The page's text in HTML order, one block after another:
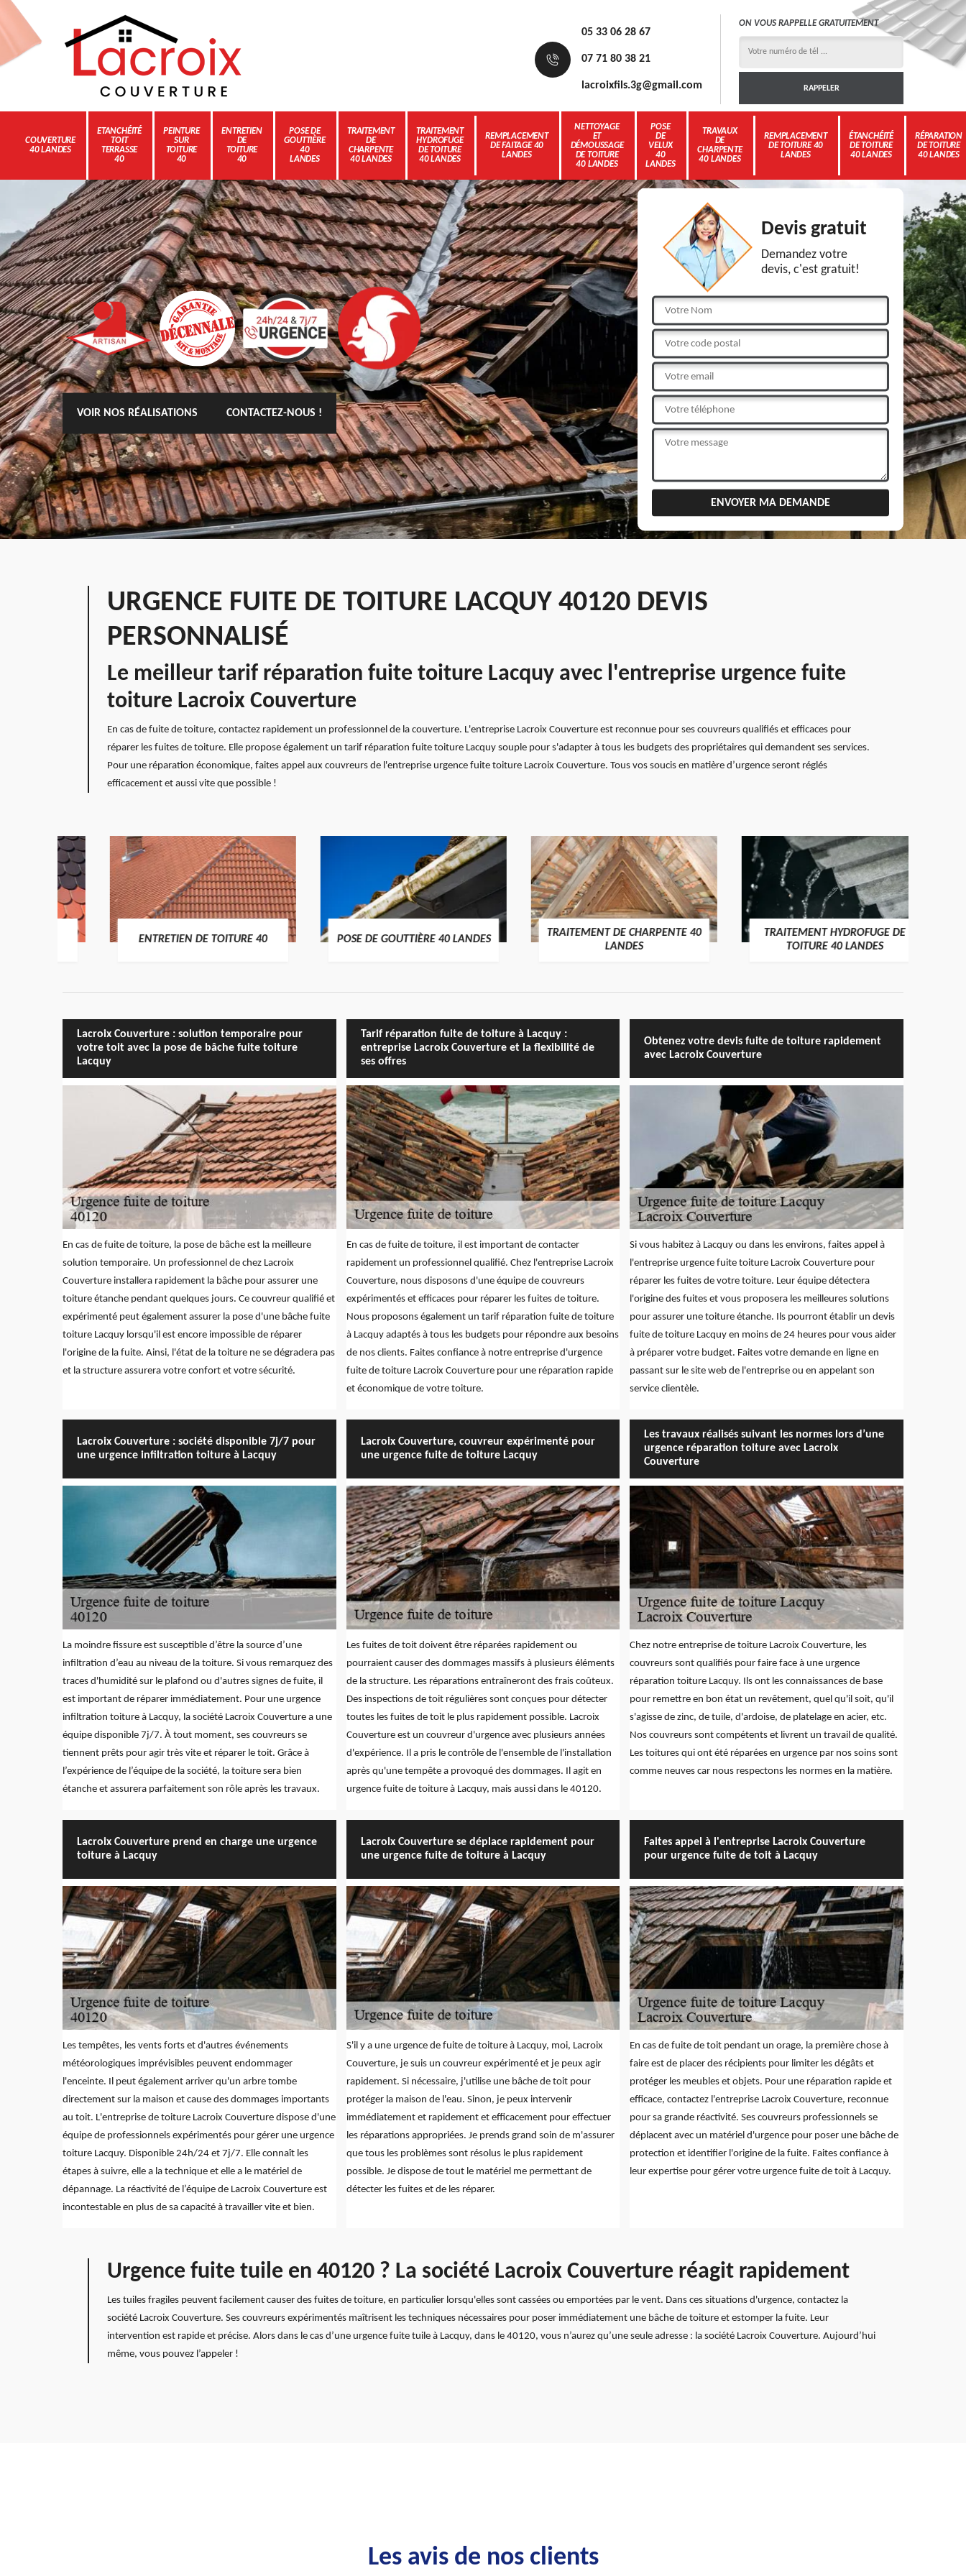
05 33 06 28 67
07 71 80 38 21
lacroixfils.3g@gmail.com
ON VOUS RAPPELLE GRATUITEMENT
COUVERTURE
40 LANDES
ETANCHÉITÉ
TOIT
TERRASSE
40
PEINTURE
SUR
TOITURE
40
ENTRETIEN
DE
TOITURE
40
POSE DE
GOUTTIÈRE
40
LANDES
TRAITEMENT
DE
CHARPENTE
40 LANDES
TRAITEMENT
HYDROFUGE
DE TOITURE
40 LANDES
REMPLACEMENT
DE FAITAGE 40
LANDES
NETTOYAGE
ET
DÉMOUSSAGE
DE TOITURE
40 LANDES
POSE
DE
VELUX
40
LANDES
TRAVAUX
DE
CHARPENTE
40 LANDES
REMPLACEMENT
DE TOITURE 40
LANDES
ÉTANCHÉITÉ
DE TOITURE
40 LANDES
RÉPARATION
DE TOITURE
40 LANDES
VOIR NOS RÉALISATIONS CONTACTEZ-NOUS !
Devis gratuit
Demandez votre
devis, c'est gratuit!
URGENCE FUITE DE TOITURE LACQUY 40120 DEVIS
PERSONNALISÉ
Le meilleur tarif réparation fuite toiture Lacquy avec l'entreprise urgence fuite
toiture Lacroix Couverture
En cas de fuite de toiture, contactez rapidement un professionnel de la couverture. L'entreprise Lacroix Couverture est reconnue pour ses couvreurs qualifiés et efficaces pour
réparer les fuites de toiture. Elle propose également un tarif réparation fuite toiture Lacquy souple pour s'adapter à tous les budgets des propriétaires qui demandent ses services.
Pour une réparation économique, faites appel aux couvreurs de l'entreprise urgence fuite toiture Lacroix Couverture. Tous vos soucis en matière d’urgence seront réglés
efficacement et aussi vite que possible !
ENTRETIEN DE TOITURE 40 POSE DE GOUTTIÈRE 40 LANDES
TRAITEMENT DE CHARPENTE 40
LANDES
TRAITEMENT HYDROFUGE DE
TOITURE 40 LANDES
Lacroix Couverture : solution temporaire pour
votre toit avec la pose de bâche fuite toiture
Lacquy
En cas de fuite de toiture, la pose de bâche est la meilleure
solution temporaire. Un professionnel de chez Lacroix
Couverture installera rapidement la bâche pour assurer une
toiture étanche pendant quelques jours. Ce couvreur qualifié et
expérimenté peut également assurer la pose d'une bâche fuite
toiture Lacquy lorsqu'il est encore impossible de réparer
l'origine de la fuite. Ainsi, l'état de la toiture ne se dégradera pas
et la structure assurera votre confort et votre sécurité.
Tarif réparation fuite de toiture à Lacquy :
entreprise Lacroix Couverture et la flexibilité de
ses offres
En cas de fuite de toiture, il est important de contacter
rapidement un professionnel qualifié. Chez l'entreprise Lacroix
Couverture, nous disposons d'une équipe de couvreurs
expérimentés et efficaces pour réparer les fuites de toiture.
Nous proposons également un tarif réparation fuite de toiture
à Lacquy adaptés à tous les budgets pour répondre aux besoins
de nos clients. Faites confiance à notre entreprise d'urgence
fuite de toiture Lacroix Couverture pour une réparation rapide
et économique de votre toiture.
Obtenez votre devis fuite de toiture rapidement
avec Lacroix Couverture
Si vous habitez à Lacquy ou dans les environs, faites appel à
l'entreprise urgence fuite toiture Lacroix Couverture pour
réparer les fuites de votre toiture. Leur équipe détectera
l'origine des fuites et vous proposera les meilleures solutions
pour assurer une toiture étanche. Ils pourront établir un devis
fuite de toiture Lacquy en moins de 24 heures pour vous aider
à préparer votre budget. Faites votre demande en ligne en
passant sur le site web de l'entreprise ou en appelant son
service clientèle.
Lacroix Couverture : société disponible 7j/7 pour
une urgence infiltration toiture à Lacquy
La moindre fissure est susceptible d’être la source d’une
infiltration d’eau au niveau de la toiture. Si vous remarquez des
traces d'humidité sur le plafond ou d'autres signes de fuite, il
est important de réparer immédiatement. Pour une urgence
infiltration toiture à Lacquy, la société Lacroix Couverture a une
équipe disponible 7j/7. À tout moment, ses couvreurs se
tiennent prêts pour agir très vite et réparer le toit. Grâce à
l’expérience de l’équipe de la société, la toiture sera bien
étanche et assurera parfaitement son rôle après les travaux.
Lacroix Couverture, couvreur expérimenté pour
une urgence fuite de toiture Lacquy
Les fuites de toit doivent être réparées rapidement ou
pourraient causer des dommages massifs à plusieurs éléments
de la structure. Les réparations entraîneront des frais coûteux.
Des inspections de toit régulières sont conçues pour détecter
toutes les fuites de toit le plus rapidement possible. Lacroix
Couverture est un couvreur d'urgence avec plusieurs années
d'expérience. Il a pris le contrôle de l'ensemble de l'installation
après qu'une tempête a provoqué des dommages. Il agit en
urgence fuite de toiture à Lacquy, mais aussi dans le 40120.
Les travaux réalisés suivant les normes lors d’une
urgence réparation toiture avec Lacroix
Couverture
Chez notre entreprise de toiture Lacroix Couverture, les
couvreurs sont qualifiés pour faire face à une urgence
réparation toiture Lacquy. Ils ont les connaissances de base
pour remettre en bon état un revêtement, quel qu'il soit, qu'il
s'agisse de zinc, de tuile, d'ardoise, de platelage en acier, etc.
Nos couvreurs sont compétents et livrent un travail de qualité.
Les toitures qui ont été réparées en urgence par nos soins sont
comme neuves car nous respectons les normes en la matière.
Lacroix Couverture prend en charge une urgence
toiture à Lacquy
Les tempêtes, les vents forts et d'autres événements
météorologiques imprévisibles peuvent endommager
l'enceinte. Il peut également arriver qu'un arbre tombe
directement sur la maison et cause des dommages importants
au toit. L'entreprise de toiture Lacroix Couverture dispose d'une
équipe de professionnels expérimentés pour gérer une urgence
toiture Lacquy. Disponible 24h/24 et 7j/7. Elle connaît les
étapes à suivre, elle a la technique et elle a le matériel de
dépannage. La réactivité de l’équipe de Lacroix Couverture est
incontestable en plus de sa capacité à travailler vite et bien.
Lacroix Couverture se déplace rapidement pour
une urgence fuite de toiture à Lacquy
S'il y a une urgence de fuite de toiture à Lacquy, moi, Lacroix
Couverture, je suis un couvreur expérimenté et je peux agir
rapidement. Si nécessaire, j'utilise une bâche de toit pour
protéger la maison de l'eau. Sinon, je peux intervenir
immédiatement et rapidement et efficacement pour effectuer
les réparations appropriées. Je prends grand soin de m'assurer
que tous les problèmes sont résolus le plus rapidement
possible. Je dispose de tout le matériel me permettant de
détecter les fuites et de les réparer.
Faites appel à l'entreprise Lacroix Couverture
pour urgence fuite de toit à Lacquy
En cas de fuite de toit pendant un orage, la première chose à
faire est de placer des récipients pour limiter les dégâts et
protéger les meubles et objets. Pour une réparation rapide et
efficace, contactez l'entreprise Lacroix Couverture, reconnue
pour sa grande réactivité. Ses couvreurs professionnels se
déplacent avec un matériel d'urgence pour poser une bâche de
protection et identifier l'origine de la fuite. Faites confiance à
leur expertise pour gérer votre urgence fuite de toit à Lacquy.
Urgence fuite tuile en 40120 ? La société Lacroix Couverture réagit rapidement
Les tuiles fragiles peuvent facilement causer des fuites de toiture, en particulier lorsqu'elles sont cassées ou emportées par le vent. Dans ces situations d'urgence, contactez la
société Lacroix Couverture. Ses couvreurs expérimentés maîtrisent les techniques nécessaires pour poser immédiatement une bâche de toiture et estomper la fuite. Leur
intervention est rapide et précise. Alors dans le cas d’une urgence fuite tuile à Lacquy, dans le 40120, vous n’aurez qu’une seule adresse : la société Lacroix Couverture. Aujourd’hui
même, vous pouvez l’appeler !
Les avis de nos clients